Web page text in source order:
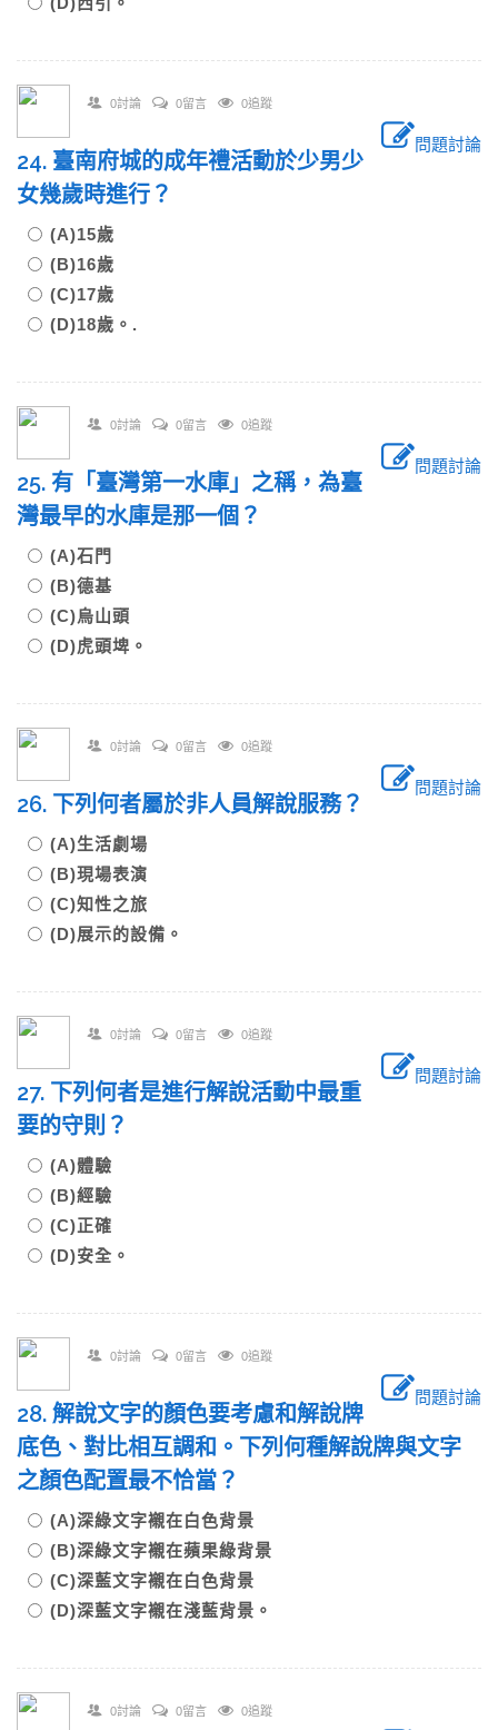
0討論 0留言 0追蹤
問題討論
24. 臺南府城的成年禮活動於少男少
女幾歲時進行？
(A)15歲
(B)16歲
(C)17歲
(D)18歲。.
0討論 0留言 0追蹤
問題討論
25. 有「臺灣第一水庫」之稱，為臺
灣最早的水庫是那一個？
(A)石門
(B)德基
(C)烏山頭
(D)虎頭埤。
0討論 0留言 0追蹤
問題討論
26. 下列何者屬於非人員解說服務？
(A)生活劇場
(B)現場表演
(C)知性之旅
(D)展示的設備。
0討論 0留言 0追蹤
問題討論
27. 下列何者是進行解說活動中最重
要的守則？
(A)體驗
(B)經驗
(C)正確
(D)安全。
0討論 0留言 0追蹤
問題討論
28. 解說文字的顏色要考慮和解說牌
底色、對比相互調和。下列何種解說牌與文字
之顏色配置最不恰當？
(A)深綠文字襯在白色背景
(B)深綠文字襯在蘋果綠背景
(C)深藍文字襯在白色背景
(D)深藍文字襯在淺藍背景。
0討論 0留言 0追蹤